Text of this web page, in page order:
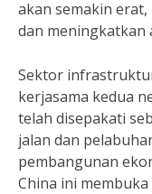
akan semakin
dan meningkatkan
Sektor
kerjasama kedua
telah disepakati
jalan dan
pembangunan
China ini